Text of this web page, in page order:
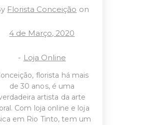
Florista Conceição on
4 de Março, 2020
- Loja Online
florista há mais
de 30 anos, é uma
artista da arte
Com loja online e loja
em Rio Tinto, tem um